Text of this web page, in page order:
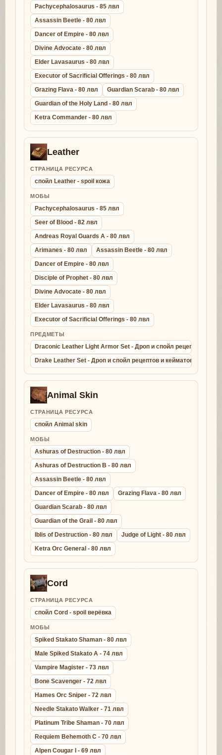
Pachycephalosaurus - 85 лвл
Assassin Beetle - 80 лвл
Dancer of Empire - 80 лвл
Divine Advocate - 80 лвл
Elder Lavasaurus - 80 лвл
Executor of Sacrificial Offerings - 80 лвл
Grazing Flava - 80 лвл
Guardian Scarab - 80 лвл
Guardian of the Holy Land - 80 лвл
Ketra Commander - 80 лвл
Leather
СТРАНИЦА РЕСУРСА
спойл Leather - spoil кожа
МОБЫ
Pachycephalosaurus - 85 лвл
Seer of Blood - 82 лвл
Andreas Royal Guards A - 80 лвл
Arimanes - 80 лвл
Assassin Beetle - 80 лвл
Dancer of Empire - 80 лвл
Disciple of Prophet - 80 лвл
Divine Advocate - 80 лвл
Elder Lavasaurus - 80 лвл
Executor of Sacrificial Offerings - 80 лвл
ПРЕДМЕТЫ
Draconic Leather Light Armor Set - Дроп и спойл рецептов и
Drake Leather Set - Дроп и спойл рецептов и кейматов - крафт
Animal Skin
СТРАНИЦА РЕСУРСА
спойл Animal skin
МОБЫ
Ashuras of Destruction - 80 лвл
Ashuras of Destruction B - 80 лвл
Assassin Beetle - 80 лвл
Dancer of Empire - 80 лвл
Grazing Flava - 80 лвл
Guardian Scarab - 80 лвл
Guardian of the Grail - 80 лвл
Iblis of Destruction - 80 лвл
Judge of Light - 80 лвл
Ketra Orc General - 80 лвл
Cord
СТРАНИЦА РЕСУРСА
спойл Cord - spoil верёвка
МОБЫ
Spiked Stakato Shaman - 80 лвл
Male Spiked Stakato A - 74 лвл
Vampire Magister - 73 лвл
Bone Scavenger - 72 лвл
Hames Orc Sniper - 72 лвл
Needle Stakato Walker - 71 лвл
Platinum Tribe Shaman - 70 лвл
Requiem Behemoth C - 70 лвл
Alpen Cougar I - 69 лвл